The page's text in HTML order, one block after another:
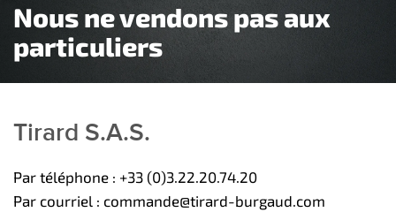
Nous ne vendons pas aux
particuliers
Tirard S.A.S.
Par téléphone : +33 (0)3.22.20.74.20
Par courriel : commande@tirard-burgaud.com